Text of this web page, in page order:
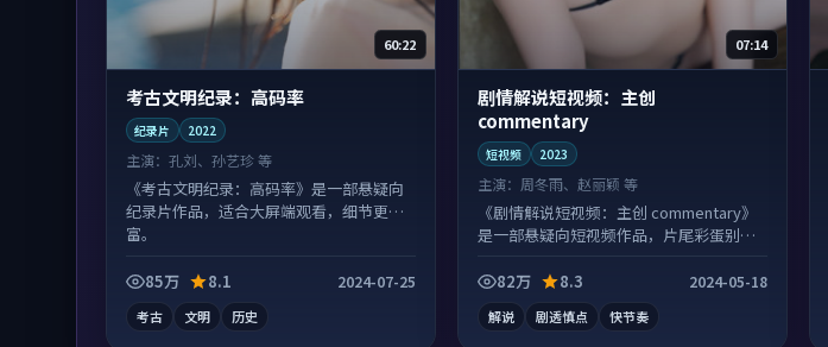
60:22
考古文明纪录：高码率
纪录片 2022
主演： 孔刘、孙艺珍 等
《考古文明纪录：高码率》是一部悬疑向
纪录片作品，适合大屏端观看，细节更丰
富。
85万 8.1 2024-07-25
考古 文明 历史
07:14
剧情解说短视频：主创
commentary
短视频 2023
主演： 周冬雨、赵丽颖 等
《剧情解说短视频：主创 commentary》
是一部悬疑向短视频作品，片尾彩蛋别错
82万
8.3 2024-05-18
解说 剧透慎点 快节奏